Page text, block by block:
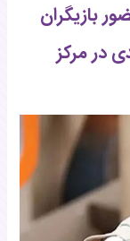
بازیگران
در مرکز